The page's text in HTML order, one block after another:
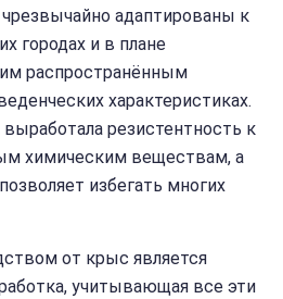
адаптированы к
городах и в плане
распространённым
характеристиках.
резистентность к
химическим веществам, а
избегать многих
от крыс является
учитывающая все эти